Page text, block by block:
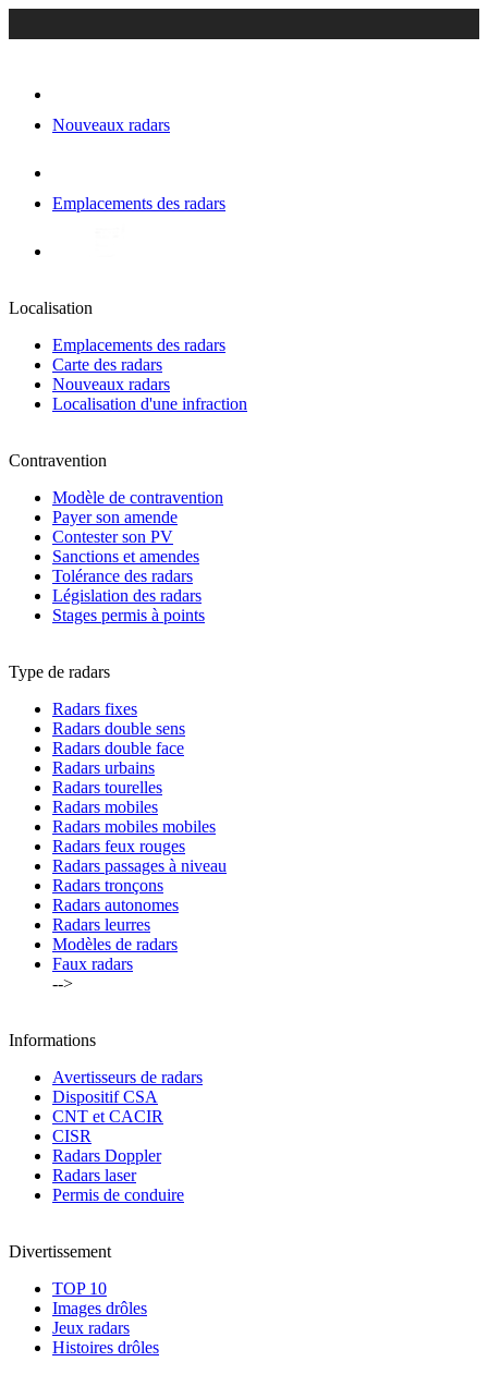
Nouveaux radars
Emplacements des radars
Localisation
Emplacements des radars
Carte des radars
Nouveaux radars
Localisation d'une infraction
Contravention
Modèle de contravention
Payer son amende
Contester son PV
Sanctions et amendes
Tolérance des radars
Législation des radars
Stages permis à points
Type de radars
Radars fixes
Radars double sens
Radars double face
Radars urbains
Radars tourelles
Radars mobiles
Radars mobiles mobiles
Radars feux rouges
Radars passages à niveau
Radars tronçons
Radars autonomes
Radars leurres
Modèles de radars
Faux radars
-->
Informations
Avertisseurs de radars
Dispositif CSA
CNT et CACIR
CISR
Radars Doppler
Radars laser
Permis de conduire
Divertissement
TOP 10
Images drôles
Jeux radars
Histoires drôles